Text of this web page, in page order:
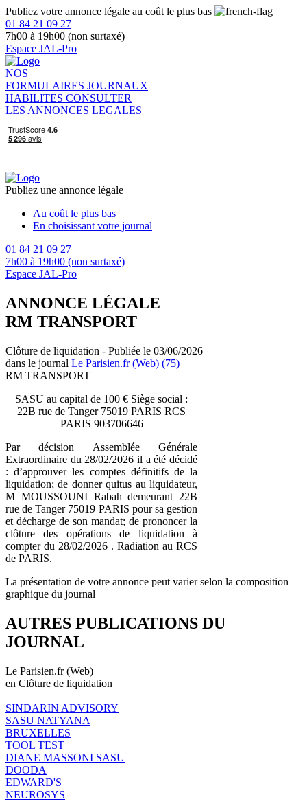
Publiez votre annonce légale au coût le plus bas
01 84 21 09 27
7h00 à 19h00 (non surtaxé)
Espace JAL-Pro
NOS
FORMULAIRES JOURNAUX
HABILITES CONSULTER
LES ANNONCES LEGALES
Publiez une annonce légale
Au coût le plus bas
En choisissant votre journal
01 84 21 09 27
7h00 à 19h00 (non surtaxé)
Espace JAL-Pro
ANNONCE LÉGALE
RM TRANSPORT
Clôture de liquidation - Publiée le 03/06/2026
dans le journal Le Parisien.fr (Web) (75)
RM TRANSPORT
SASU au capital de 100 € Siège social :
22B rue de Tanger 75019 PARIS RCS
PARIS 903706646
Par décision Assemblée Générale
Extraordinaire du 28/02/2026 il a été décidé
: d’approuver les comptes définitifs de la
liquidation; de donner quitus au liquidateur,
M MOUSSOUNI Rabah demeurant 22B
rue de Tanger 75019 PARIS pour sa gestion
et décharge de son mandat; de prononcer la
clôture des opérations de liquidation à
compter du 28/02/2026 . Radiation au RCS
de PARIS.
La présentation de votre annonce peut varier selon la composition
graphique du journal
AUTRES PUBLICATIONS DU
JOURNAL
Le Parisien.fr (Web)
en Clôture de liquidation
SINDARIN ADVISORY
SASU NATYANA
BRUXELLES
TOOL TEST
DIANE MASSONI SASU
DOODA
EDWARD'S
NEUROSYS